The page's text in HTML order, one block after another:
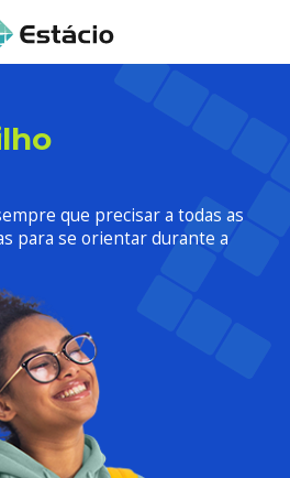
que precisar a todas as
para se orientar durante a